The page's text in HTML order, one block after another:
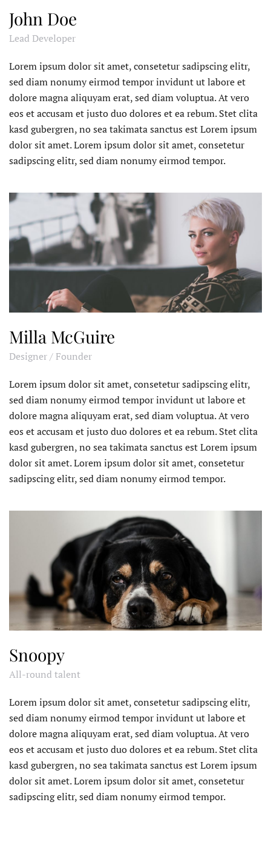
John Doe
Lead Developer
Lorem ipsum dolor sit amet, consetetur sadipscing elitr,
sed diam nonumy eirmod tempor invidunt ut labore et
dolore magna aliquyam erat, sed diam voluptua. At vero
eos et accusam et justo duo dolores et ea rebum. Stet clita
kasd gubergren, no sea takimata sanctus est Lorem ipsum
dolor sit amet. Lorem ipsum dolor sit amet, consetetur
sadipscing elitr, sed diam nonumy eirmod tempor.
Milla McGuire
Designer / Founder
Lorem ipsum dolor sit amet, consetetur sadipscing elitr,
sed diam nonumy eirmod tempor invidunt ut labore et
dolore magna aliquyam erat, sed diam voluptua. At vero
eos et accusam et justo duo dolores et ea rebum. Stet clita
kasd gubergren, no sea takimata sanctus est Lorem ipsum
dolor sit amet. Lorem ipsum dolor sit amet, consetetur
sadipscing elitr, sed diam nonumy eirmod tempor.
Snoopy
All-round talent
Lorem ipsum dolor sit amet, consetetur sadipscing elitr,
sed diam nonumy eirmod tempor invidunt ut labore et
dolore magna aliquyam erat, sed diam voluptua. At vero
eos et accusam et justo duo dolores et ea rebum. Stet clita
kasd gubergren, no sea takimata sanctus est Lorem ipsum
dolor sit amet. Lorem ipsum dolor sit amet, consetetur
sadipscing elitr, sed diam nonumy eirmod tempor.